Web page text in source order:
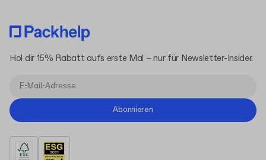
Hol dir 15% Rabatt aufs erste Mal – nur für Newsletter-Insider.
Abonnieren